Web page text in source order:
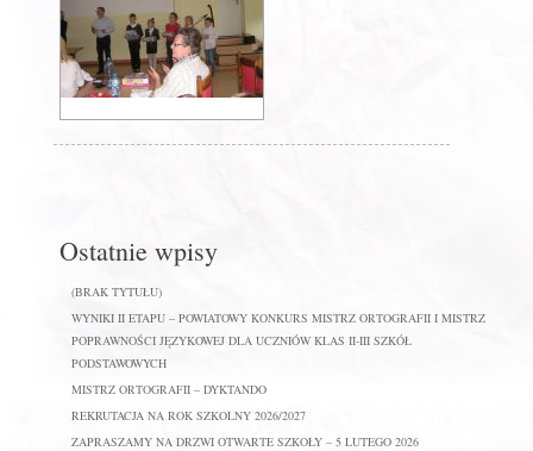
Ostatnie wpisy
(BRAK TYTUŁU)
WYNIKI II ETAPU – POWIATOWY KONKURS MISTRZ ORTOGRAFII I MISTRZ
POPRAWNOŚCI JĘZYKOWEJ DLA UCZNIÓW KLAS II-III SZKÓŁ
PODSTAWOWYCH
MISTRZ ORTOGRAFII – DYKTANDO
REKRUTACJA NA ROK SZKOLNY 2026/2027
ZAPRASZAMY NA DRZWI OTWARTE SZKOŁY – 5 LUTEGO 2026